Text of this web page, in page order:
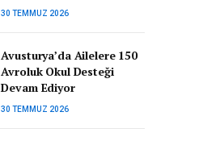
30 TEMMUZ 2026
Avusturya’da Ailelere 150
Avroluk Okul Desteği
Devam Ediyor
30 TEMMUZ 2026